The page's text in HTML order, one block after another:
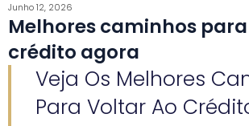
Junho 12, 2026
Melhores caminhos
crédito agora
Veja Os Melhores
Para Voltar Ao